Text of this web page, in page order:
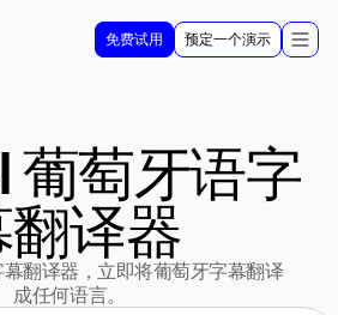
免费试用 预定一个演示
葡萄牙语字
翻译器
翻译器，立即将葡萄牙字幕翻译
成任何语言。